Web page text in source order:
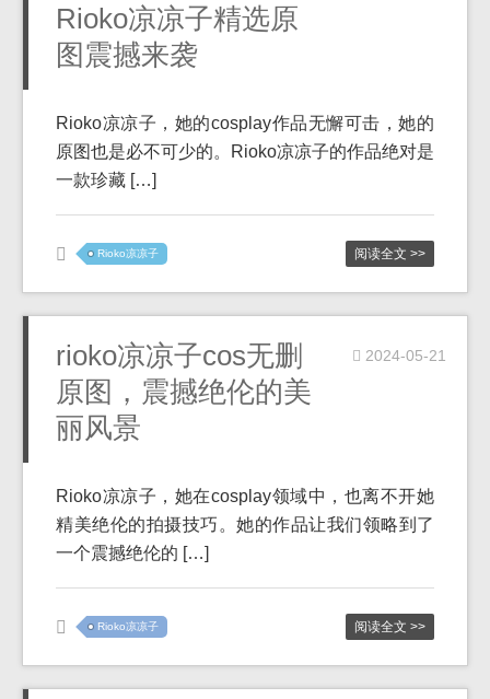
Rioko凉凉子精选原
图震撼来袭
Rioko凉凉子，她的cosplay作品无懈可击，她的
原图也是必不可少的。Rioko凉凉子的作品绝对是
一款珍藏 […]
Rioko凉凉子 阅读全文 >>
rioko凉凉子cos无删
原图，震撼绝伦的美
丽风景
2024-05-21
Rioko凉凉子，她在cosplay领域中，也离不开她
精美绝伦的拍摄技巧。她的作品让我们领略到了
一个震撼绝伦的 […]
Rioko凉凉子 阅读全文 >>